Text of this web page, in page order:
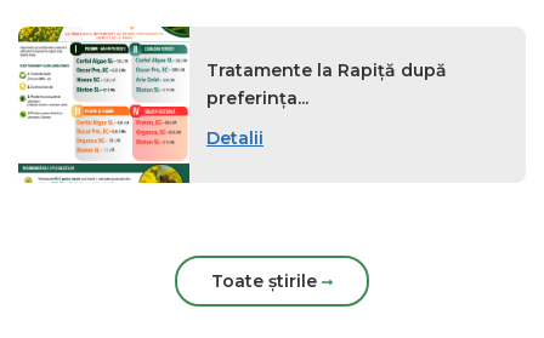
Tratamente la Rapiță după
preferința...
Detalii
Toate știrile